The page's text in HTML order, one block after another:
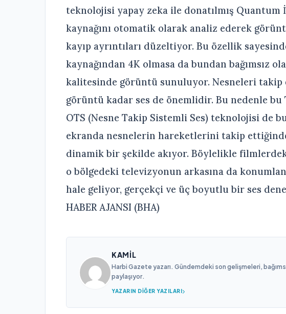
teknolojisi yapay zeka ile donatılmış
kaynağını otomatik olarak analiz ederek
kayıp ayrıntıları düzeltiyor. Bu özellik
kaynağından 4K olmasa da bundan bağımsız
kalitesinde görüntü sunuluyor. Nesneleri takip
görüntü kadar ses de önemlidir. Bu nedenle
OTS (Nesne Takip Sistemli Ses) teknolojisi de
ekranda nesnelerin hareketlerini takip
dinamik bir şekilde akıyor. Böylelikle
o bölgedeki televizyonun arkasına da
hale geliyor, gerçekçi ve üç boyutlu bir ses
HABER AJANSI (BHA)
KAMIL
Harbi Gazete yazarı. Gündemdeki son gelişmeleri,
paylaşıyor.
YAZARIN DIĞER YAZILARI